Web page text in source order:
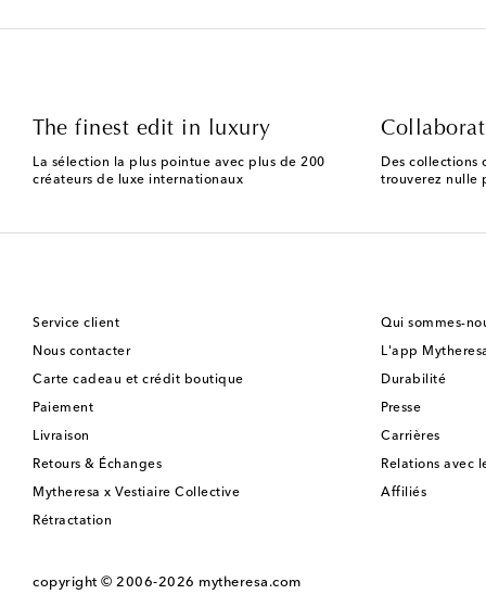
The finest edit in luxury
La sélection la plus pointue avec plus de 200
créateurs de luxe internationaux
Des collections
trouverez nulle
Service client
Nous contacter
Carte cadeau et crédit boutique
Paiement
Livraison
Retours & Échanges
Mytheresa x Vestiaire Collective
Rétractation
Qui sommes-
L'app
Durabilité
Presse
Carrières
Relations avec
Affiliés
copyright © 2006-2026 mytheresa.com